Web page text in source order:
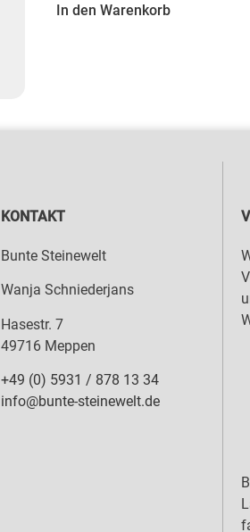
In den Warenkorb
KONTAKT
Bunte Steinewelt
Wanja Schniederjans
Hasestr. 7
49716 Meppen
+49 (0) 5931 / 878 13 34
info@bunte-steinewelt.de